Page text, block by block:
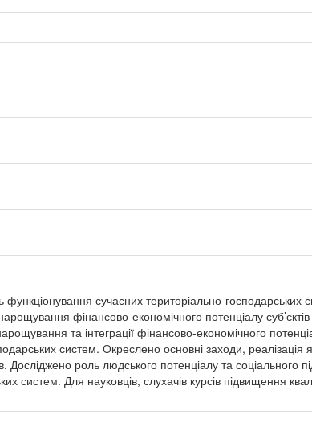
сучасних територіально-господарських
фінансово-економічного потенціалу
та інтеграції фінансово-економічного
систем. Окреслено основні заходи,
Досліджено роль людського потенціалу та соціального
систем. Для науковців, слухачів курсів підвищення